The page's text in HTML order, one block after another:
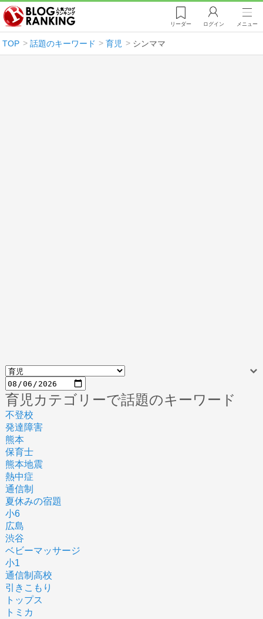
リーダー ログイン メニュー
TOP 話題のキーワード 育児 シンママ
育児カテゴリーで話題のキーワード
不登校
発達障害
熊本
保育士
熊本地震
熱中症
通信制
夏休みの宿題
小6
広島
渋谷
ベビーマッサージ
小1
通信制高校
引きこもり
トップス
トミカ